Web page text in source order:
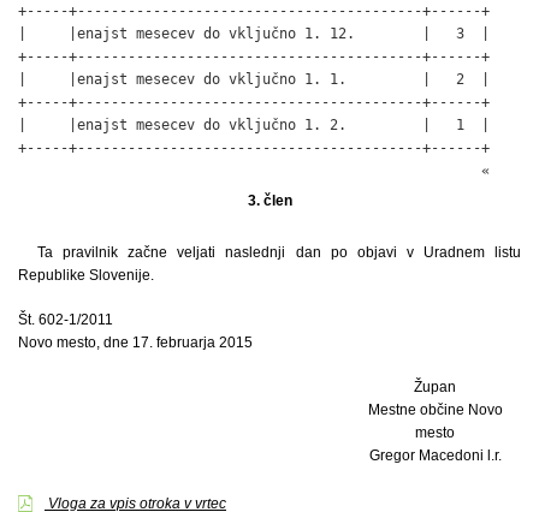
+-----+-----------------------------------------+------+
|     |enajst mesecev do vključno 1. 12.        |   3  |
+-----+-----------------------------------------+------+
|     |enajst mesecev do vključno 1. 1.         |   2  |
+-----+-----------------------------------------+------+
|     |enajst mesecev do vključno 1. 2.         |   1  |
+-----+-----------------------------------------+------+
                                                       «
3. člen
Ta pravilnik začne veljati naslednji dan po objavi v Uradnem listu
Republike Slovenije.
Št. 602-1/2011
Novo mesto, dne 17. februarja 2015
Župan
Mestne občine Novo
mesto
Gregor Macedoni l.r.
Vloga za vpis otroka v vrtec